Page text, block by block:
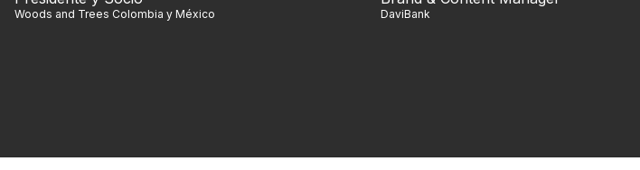
Woods and Trees Colombia y México DaviBank